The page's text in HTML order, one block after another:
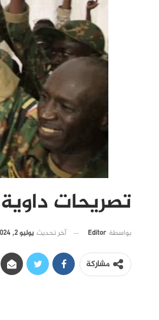
تصريحات
بواسطة Editor آخر تحديث يوليو 2, 2024
مشاركة